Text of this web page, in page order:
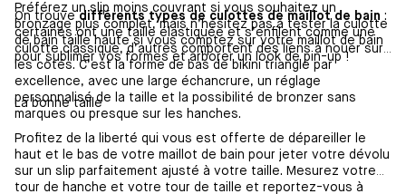
Préférez un slip moins couvrant si vous souhaitez un
bronzage plus complet, mais n’hésitez pas à tester la culotte
de bain taille haute si vous comptez sur votre maillot de bain
pour sublimer vos formes et arborer un look de pin-up !
On trouve différents types de culottes de maillot de bain :
certaines ont une taille élastiquée et s’enfilent comme une
culotte classique, d’autres comportent des liens à nouer sur
les côtés. C’est la forme de bas de bikini triangle par
excellence, avec une large échancrure, un réglage
personnalisé de la taille et la possibilité de bronzer sans
marques ou presque sur les hanches.
La bonne taille
Profitez de la liberté qui vous est offerte de dépareiller le
haut et le bas de votre maillot de bain pour jeter votre dévolu
sur un slip parfaitement ajusté à votre taille. Mesurez votre
tour de hanche et votre tour de taille et reportez-vous à